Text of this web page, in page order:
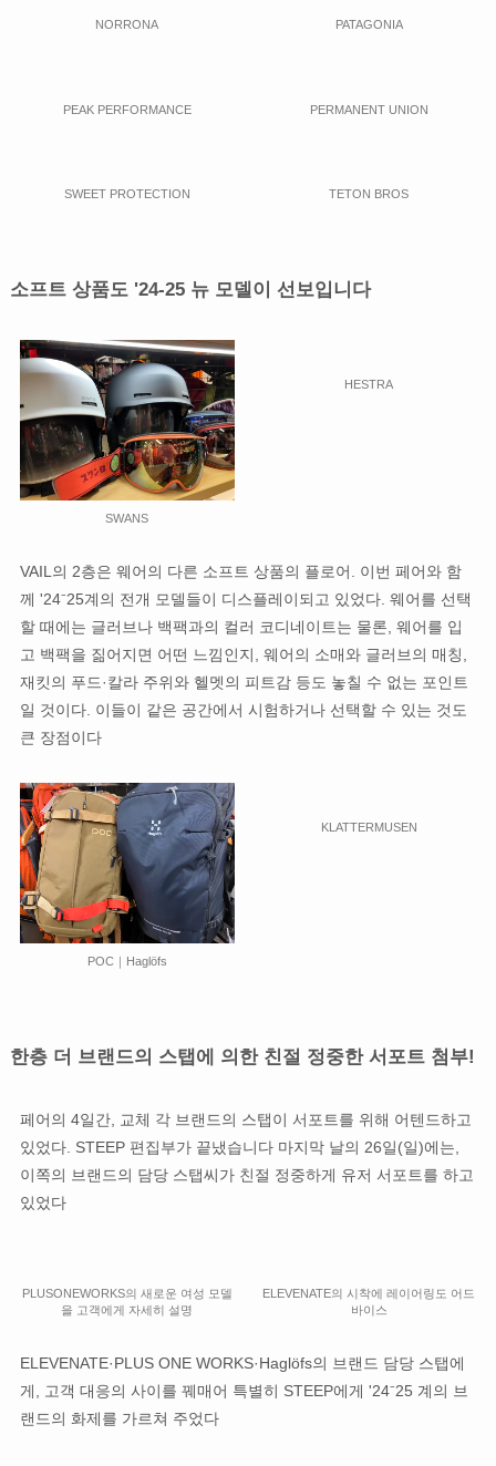
NORRONA PATAGONIA
PEAK PERFORMANCE PERMANENT UNION
SWEET PROTECTION TETON BROS
소프트 상품도 '24-25 뉴 모델이 선보입니다
SWANS
HESTRA
VAIL의 2층은 웨어의 다른 소프트 상품의 플로어. 이번 페어와 함
께 '24⁻25계의 전개 모델들이 디스플레이되고 있었다. 웨어를 선택
할 때에는 글러브나 백팩과의 컬러 코디네이트는 물론, 웨어를 입
고 백팩을 짊어지면 어떤 느낌인지, 웨어의 소매와 글러브의 매칭,
재킷의 푸드·칼라 주위와 헬멧의 피트감 등도 놓칠 수 없는 포인트
일 것이다. 이들이 같은 공간에서 시험하거나 선택할 수 있는 것도
큰 장점이다
POC｜Haglöfs
KLATTERMUSEN
한층 더 브랜드의 스탭에 의한 친절 정중한 서포트 첨부!
페어의 4일간, 교체 각 브랜드의 스탭이 서포트를 위해 어텐드하고
있었다. STEEP 편집부가 끝냈습니다 마지막 날의 26일(일)에는,
이쪽의 브랜드의 담당 스탭씨가 친절 정중하게 유저 서포트를 하고
있었다
PLUSONEWORKS의 새로운 여성 모델
을 고객에게 자세히 설명
ELEVENATE의 시착에 레이어링도 어드
바이스
ELEVENATE·PLUS ONE WORKS·Haglöfs의 브랜드 담당 스탭에
게, 고객 대응의 사이를 꿰매어 특별히 STEEP에게 '24⁻25 계의 브
랜드의 화제를 가르쳐 주었다